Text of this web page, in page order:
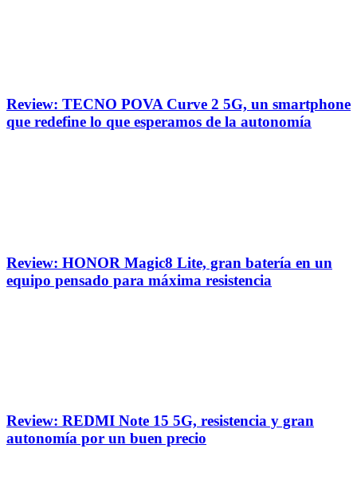
Review: TECNO POVA Curve 2 5G, un smartphone
que redefine lo que esperamos de la autonomía
Review: HONOR Magic8 Lite, gran batería en un
equipo pensado para máxima resistencia
Review: REDMI Note 15 5G, resistencia y gran
autonomía por un buen precio